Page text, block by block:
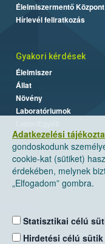
Adatkezelési
gondoskodunk
cookie-kat (sütiket)
érdekében, melynek
„Elfogadom” gombra.
Statisztikai célú
Hirdetési célú sütik
Élelmiszermentő Központ
Hírlevél feliratkozás
Gyakori kérdések
Élelmiszer
Állat
Növény
Laboratóriumok
Nemzeti